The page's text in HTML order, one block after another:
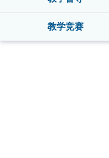
教学竞赛